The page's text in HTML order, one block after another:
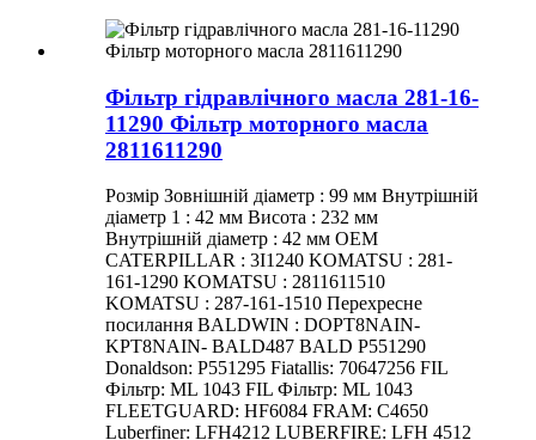
Фільтр гідравлічного масла 281-16-
11290 Фільтр моторного масла
2811611290
Розмір Зовнішній діаметр : 99 мм Внутрішній
діаметр 1 : 42 мм Висота : 232 мм
Внутрішній діаметр : 42 мм OEM
CATERPILLAR : 3I1240 KOMATSU : 281-
161-1290 KOMATSU : 2811611510
KOMATSU : 287-161-1510 Перехресне
посилання BALDWIN : DOPT8NAIN-
KPT8NAIN- BALD487 BALD P551290
Donaldson: P551295 Fiatallis: 70647256 FIL
Фільтр: ML 1043 FIL Фільтр: ML 1043
FLEETGUARD: HF6084 FRAM: C4650
Luberfiner: LFH4212 LUBERFIRE: LFH 4512